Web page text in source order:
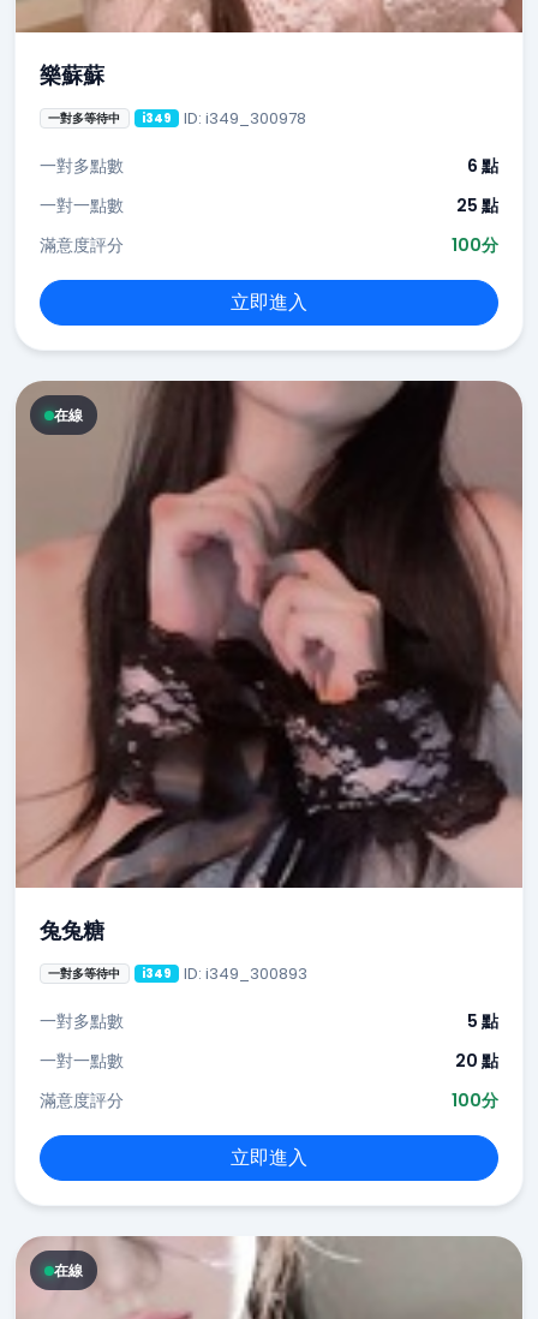
樂蘇蘇
一對多等待中 i349 ID: i349_300978
一對多點數
6 點
一對一點數
25 點
滿意度評分
100分
立即進入
在線
兔兔糖
一對多等待中 i349 ID: i349_300893
一對多點數
5 點
一對一點數
20 點
滿意度評分
100分
立即進入
在線